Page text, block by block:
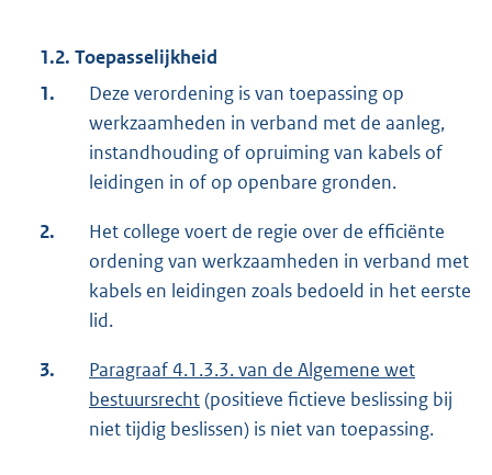
1.2. Toepasselijkheid
1.
Deze verordening is van toepassing op
werkzaamheden in verband met de aanleg,
instandhouding of opruiming van kabels of
leidingen in of op openbare gronden.
2.
Het college voert de regie over de efficiënte
ordening van werkzaamheden in verband met
kabels en leidingen zoals bedoeld in het eerste
lid.
3.
Paragraaf 4.1.3.3. van de Algemene wet
bestuursrecht(positieve fictieve beslissing bij
niet tijdig beslissen) is niet van toepassing.